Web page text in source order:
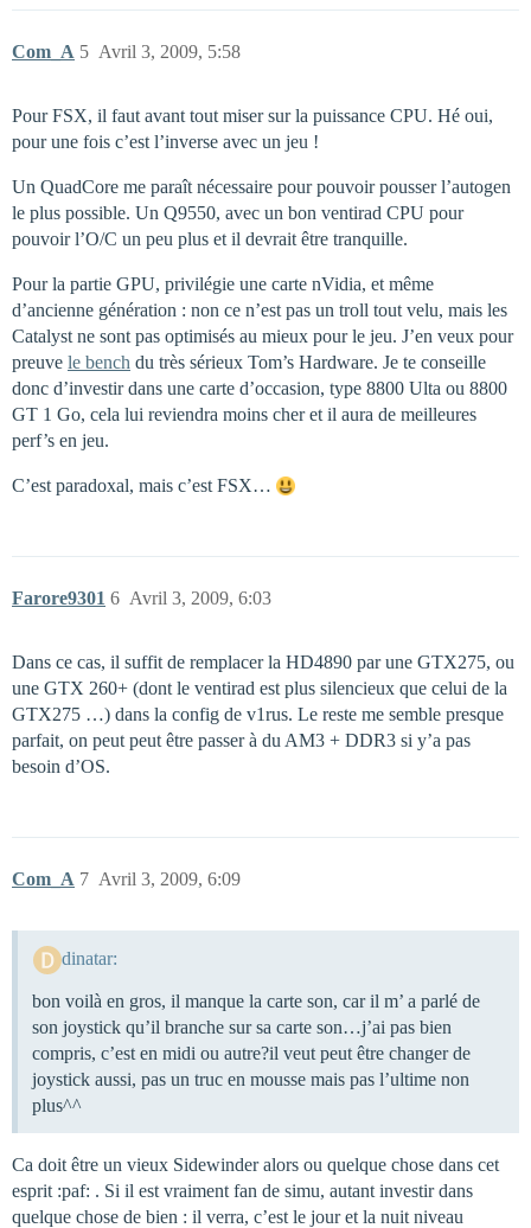
Com_A Avril 3, 2009, 5:58
5
Pour FSX, il faut avant tout miser sur la puissance CPU. Hé oui,
pour une fois c’est l’inverse avec un jeu !
Un QuadCore me paraît nécessaire pour pouvoir pousser l’autogen
le plus possible. Un Q9550, avec un bon ventirad CPU pour
pouvoir l’O/C un peu plus et il devrait être tranquille.
Pour la partie GPU, privilégie une carte nVidia, et même
d’ancienne génération : non ce n’est pas un troll tout velu, mais les
Catalyst ne sont pas optimisés au mieux pour le jeu. J’en veux pour
preuve le bench du très sérieux Tom’s Hardware. Je te conseille
donc d’investir dans une carte d’occasion, type 8800 Ulta ou 8800
GT 1 Go, cela lui reviendra moins cher et il aura de meilleures
perf’s en jeu.
C’est paradoxal, mais c’est FSX…
Farore9301 Avril 3, 2009, 6:03
6
Dans ce cas, il suffit de remplacer la HD4890 par une GTX275, ou
une GTX 260+ (dont le ventirad est plus silencieux que celui de la
GTX275 …) dans la config de v1rus. Le reste me semble presque
parfait, on peut peut être passer à du AM3 + DDR3 si y’a pas
besoin d’OS.
Com_A Avril 3, 2009, 6:09
7
dinatar:
bon voilà en gros, il manque la carte son, car il m’ a parlé de
son joystick qu’il branche sur sa carte son…j’ai pas bien
compris, c’est en midi ou autre?il veut peut être changer de
joystick aussi, pas un truc en mousse mais pas l’ultime non
plus^^
Ca doit être un vieux Sidewinder alors ou quelque chose dans cet
esprit :paf: . Si il est vraiment fan de simu, autant investir dans
quelque chose de bien : il verra, c’est le jour et la nuit niveau